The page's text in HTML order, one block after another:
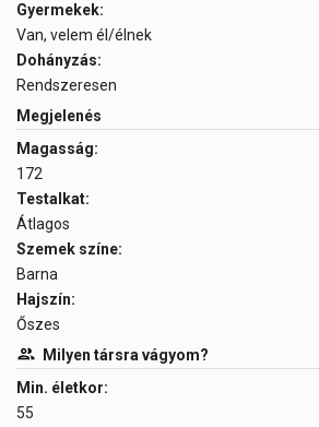
Gyermekek:
Van, velem él/élnek
Dohányzás:
Rendszeresen
Megjelenés
Magasság:
172
Testalkat:
Átlagos
Szemek színe:
Barna
Hajszín:
Őszes
Milyen társra vágyom?
Min. életkor:
55